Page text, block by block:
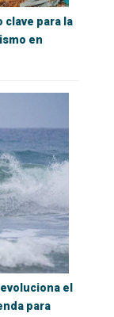
clave para la
en
el
para